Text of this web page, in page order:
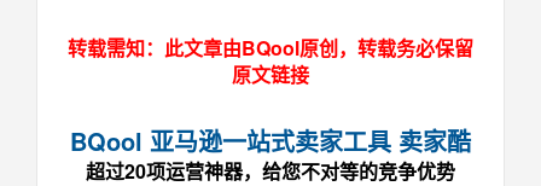
转载需知：此文章由BQool原创，转载务必保留
原文链接
BQool 亚马逊一站式卖家工具 卖家酷
超过20项运营神器，给您不对等的竞争优势